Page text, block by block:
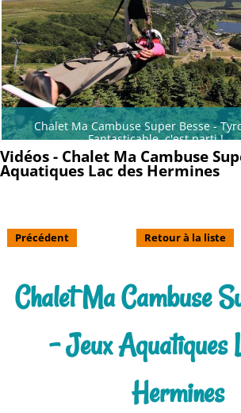
Chalet Ma Cambuse Super Besse -
Fantasticable, c'est parti !
Vidéos - Chalet Ma Cambuse
Aquatiques Lac des Hermines
Précédent Retour à la liste
Chalet Ma Cambuse
- Jeux Aquatiques
Hermines